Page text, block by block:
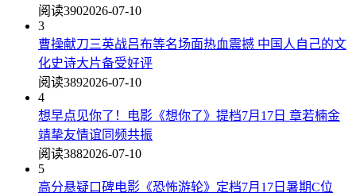
阅读3902026-07-10
3
曹操献刀三英战吕布等名场面热血震撼 中国人自己的文
化史诗大片备受好评
阅读3892026-07-10
4
想早点见你了！电影《想你了》提档7月17日 章若楠金
靖挚友情谊同频共振
阅读3882026-07-10
5
高分悬疑口碑电影《恐怖游轮》定档7月17日暑期C位